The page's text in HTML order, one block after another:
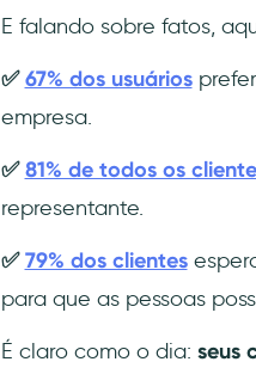
E falando sobre fatos,
✅67% dos usuários
empresa.
✅81% de todos os
representante.
✅79% dos clientes
para que as pessoas
É claro como o dia: seus